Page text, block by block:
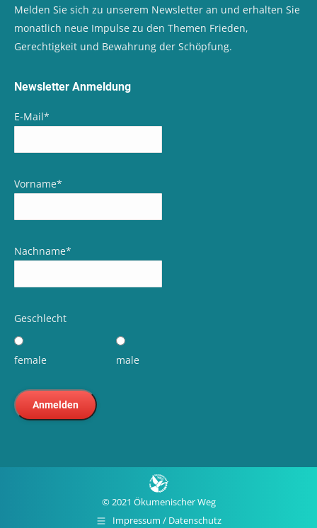
Melden Sie sich zu unserem Newsletter an und erhalten Sie
monatlich neue Impulse zu den Themen Frieden,
Gerechtigkeit und Bewahrung der Schöpfung.
Newsletter Anmeldung
E-Mail*
Vorname*
Nachname*
Geschlecht
female male
© 2021 Ökumenischer Weg
Impressum / Datenschutz